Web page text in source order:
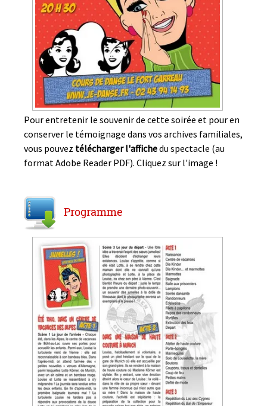
Pour entretenir le souvenir de cette soirée et pour en
conserver le témoignage dans vos archives familiales,
vous pouvez télécharger l'affichedu spectacle (au
format Adobe Reader PDF). Cliquez sur l'image !
Programme